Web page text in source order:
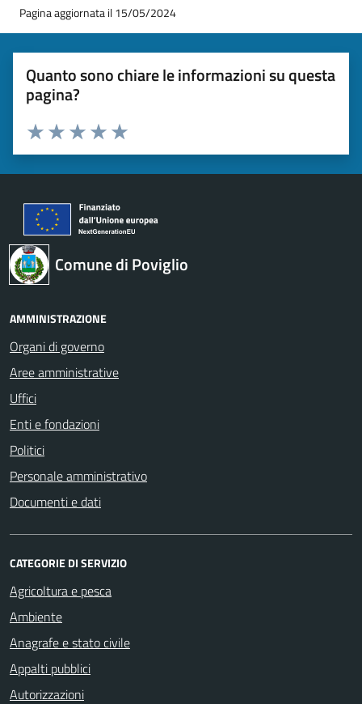
Pagina aggiornata il 15/05/2024
Quanto sono chiare le informazioni su questa
pagina?
Valuta 5 stelle su 5
Valuta 4 stelle su 5
Valuta 3 stelle su 5
Valuta 2 stelle su 5
Valuta 1 stelle su 5
Comune di Poviglio
AMMINISTRAZIONE
Organi di governo
Aree amministrative
Uffici
Enti e fondazioni
Politici
Personale amministrativo
Documenti e dati
CATEGORIE DI SERVIZIO
Agricoltura e pesca
Ambiente
Anagrafe e stato civile
Appalti pubblici
Autorizzazioni